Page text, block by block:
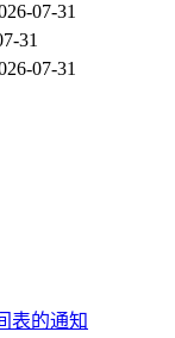
07-31
31
07-31
表的通知